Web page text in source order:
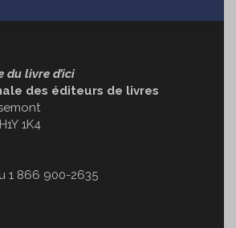
du livre d’ici
des éditeurs de livres
1K4
1 866 900-2635